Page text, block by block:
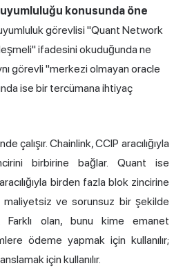
konusunda öne
görevlisi "Quant Network
ifadesini okuduğunda ne
görevli "merkezi olmayan oracle
ise bir tercümana ihtiyaç
çalışır. Chainlink, CCIP aracılığıyla
birbirine bağlar. Quant ise
birden fazla blok zincirine
maliyetsiz ve sorunsuz bir şekilde
Farklı olan, bunu kime emanet
ödeme yapmak için kullanılır;
için kullanılır.